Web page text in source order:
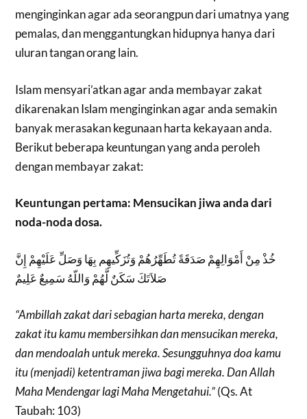
menginginkan agar ada seorangpun dari umatnya yang
pemalas, dan menggantungkan hidupnya hanya dari
uluran tangan orang lain.
Islam mensyari’atkan agar anda membayar zakat
dikarenakan Islam menginginkan agar anda semakin
banyak merasakan kegunaan harta kekayaan anda.
Berikut beberapa keuntungan yang anda peroleh
dengan membayar zakat:
Keuntungan pertama: Mensucikan jiwa anda dari
noda-noda dosa.
خُذْ مِنْ أَمْوَالِهِمْ صَدَقَةً تُطَهِّرُهُمْ وَتُزَكِّيهِم بِهَا وَصَلِّ عَلَيْهِمْ إِنَّ
صَلاَتَكَ سَكَنٌ لَّهُمْ وَاللّهُ سَمِيعٌ عَلِيمٌ
“Ambillah zakat dari sebagian harta mereka, dengan
zakat itu kamu membersihkan dan mensucikan mereka,
dan mendoalah untuk mereka. Sesungguhnya doa kamu
itu (menjadi) ketentraman jiwa bagi mereka. Dan Allah
Maha Mendengar lagi Maha Mengetahui.”(Qs. At
Taubah: 103)